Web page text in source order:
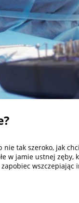
tak szeroko, jak
w jamie ustnej zęby,
wszczepiając